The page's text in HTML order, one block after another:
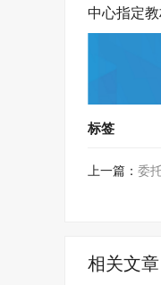
中心指定教
标签
上一篇： 委
相关文章